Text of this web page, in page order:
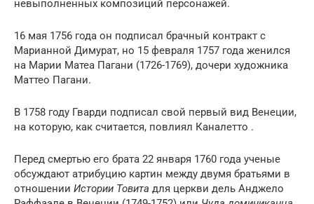
невыполненных композиций персонажей.
16 мая 1756 года он подписал брачный контракт с
Марианной Димурат, но 15 февраля 1757 года женился
на Марии Матеа Пагани (1726-1769), дочери художника
Маттео Пагани.
В 1758 году Гварди подписал свой первый вид Венеции,
на которую, как считается, повлиял Каналетто .
Перед смертью его брата 22 января 1760 года ученые
обсуждают атрибуцию картин между двумя братьями в
отношении Истории Товита для церкви дель Анджело